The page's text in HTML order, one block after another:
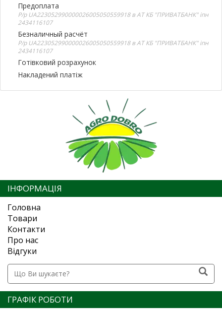
Предоплата
Р/р UA223052990000026005050559918 в АТ КБ "ПРИВАТБАНК" іпн
2434116107
Безналичный расчёт
Р/р UA223052990000026005050559918 в АТ КБ "ПРИВАТБАНК" іпн
2434116107
Готівковий розрахунок
Накладений платіж
ІНФОРМАЦІЯ
Головна
Товари
Контакти
Про нас
Відгуки
ГРАФІК РОБОТИ